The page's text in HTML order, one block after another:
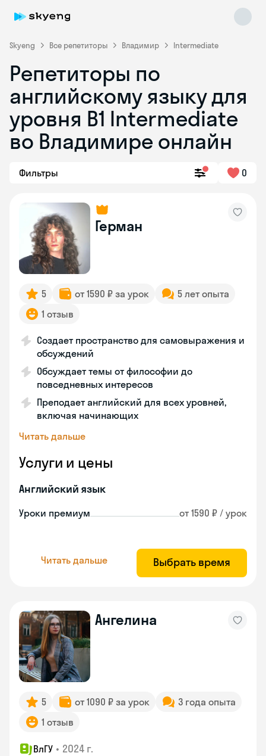
Skyeng Все репетиторы Владимир Intermediate
Репетиторы по
английскому языку для
уровня B1 Intermediate
во Владимире онлайн
Фильтры 0
Герман
5 от 1590 ₽ за урок
5 лет опыта
1 отзыв
Создает пространство для самовыражения и
обсуждений
Обсуждает темы от философии до
повседневных интересов
Преподает английский для всех уровней,
включая начинающих
Читать дальше
Услуги и цены
Английский язык
Уроки премиум от 1590 ₽ / урок
Читать дальше Выбрать время
Ангелина
5 от 1090 ₽ за урок
3 года опыта
1 отзыв
ВлГУ • 2024 г.
Skyeng Chat